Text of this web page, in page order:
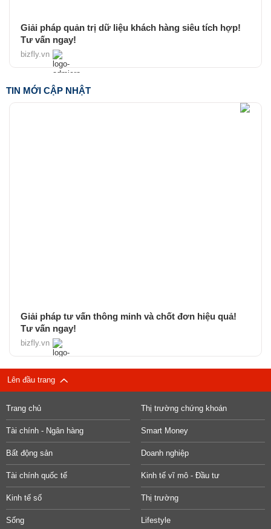
Giải pháp quản trị dữ liệu khách hàng siêu tích hợp!
Tư vấn ngay!
bizfly.vn
TIN MỚI CẬP NHẬT
Giải pháp tư vấn thông minh và chốt đơn hiệu quả!
Tư vấn ngay!
bizfly.vn
Lên đầu trang
Trang chủ Thị trường chứng khoán
Tài chính - Ngân hàng Smart Money
Bất động sản Doanh nghiệp
Tài chính quốc tế Kinh tế vĩ mô - Đầu tư
Kinh tế số Thị trường
Sống Lifestyle